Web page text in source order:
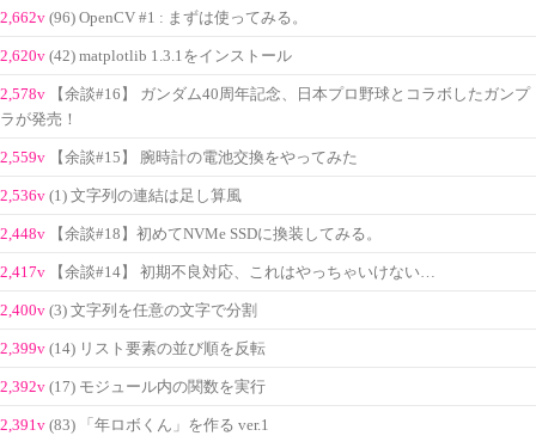
2,662v (96) OpenCV #1 : まずは使ってみる。
2,620v (42) matplotlib 1.3.1をインストール
2,578v
【余談#16】 ガンダム40周年記念、日本プロ野球とコラボしたガンプ
ラが発売！
2,559v 【余談#15】 腕時計の電池交換をやってみた
2,536v (1) 文字列の連結は足し算風
2,448v 【余談#18】初めてNVMe SSDに換装してみる。
2,417v 【余談#14】 初期不良対応、これはやっちゃいけない…
2,400v (3) 文字列を任意の文字で分割
2,399v (14) リスト要素の並び順を反転
2,392v (17) モジュール内の関数を実行
2,391v (83) 「年ロボくん」を作る ver.1